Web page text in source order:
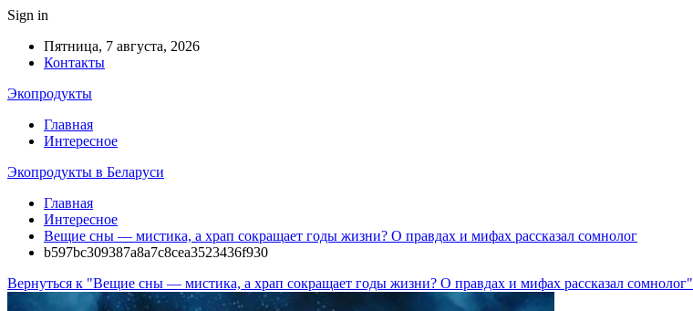
Sign in
Пятница, 7 августа, 2026
Контакты
Экопродукты
Главная
Интересное
Экопродукты в Беларуси
Главная
Интересное
Вещие сны — мистика, а храп сокращает годы жизни? О правдах и мифах рассказал сомнолог
b597bc309387a8a7c8cea3523436f930
Вернуться к "Вещие сны — мистика, а храп сокращает годы жизни? О правдах и мифах рассказал сомнолог"